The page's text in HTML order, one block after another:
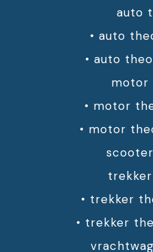
auto
• auto
• auto
motor
• motor
• motor
• trekker
• trekker